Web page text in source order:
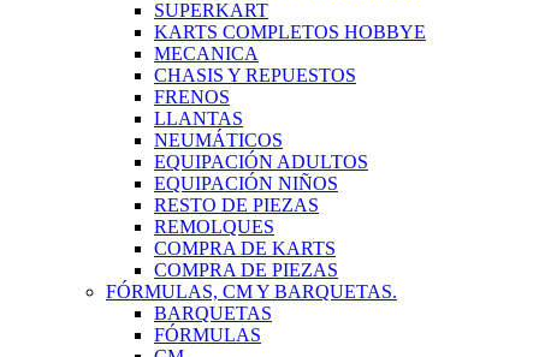
SUPERKART
KARTS COMPLETOS HOBBYE
MECANICA
CHASIS Y REPUESTOS
FRENOS
LLANTAS
NEUMÁTICOS
EQUIPACIÓN ADULTOS
EQUIPACIÓN NIÑOS
RESTO DE PIEZAS
REMOLQUES
COMPRA DE KARTS
COMPRA DE PIEZAS
FÓRMULAS, CM Y BARQUETAS.
BARQUETAS
FÓRMULAS